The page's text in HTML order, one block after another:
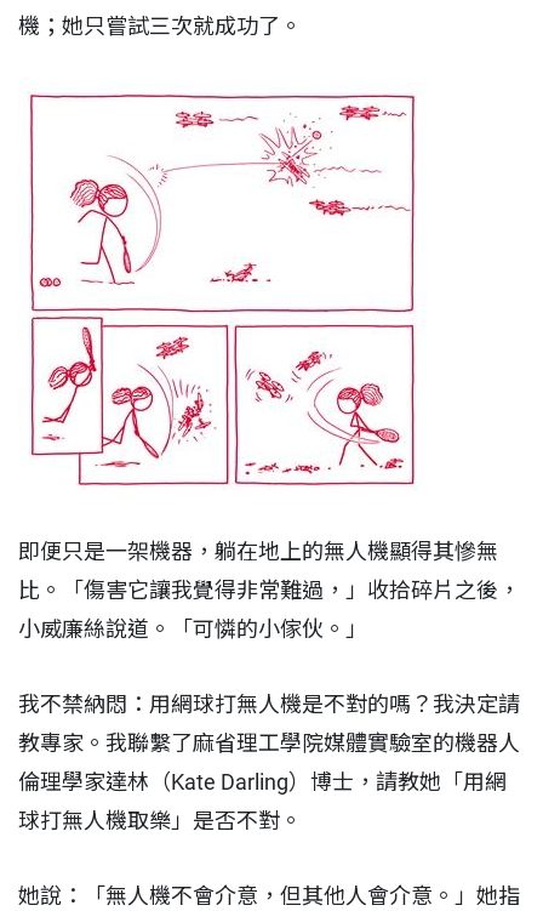
機；她只嘗試三次就成功了。
即便只是一架機器，躺在地上的無人機顯得其慘無
比。「傷害它讓我覺得非常難過，」收拾碎片之後，
小威廉絲說道。「可憐的小傢伙。」
我不禁納悶：用網球打無人機是不對的嗎？我決定請
教專家。我聯繫了麻省理工學院媒體實驗室的機器人
倫理學家達林（Kate Darling）博士，請教她「用網
球打無人機取樂」是否不對。
她說：「無人機不會介意，但其他人會介意。」她指